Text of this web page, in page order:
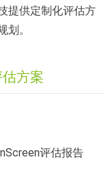
提供定制化评估方
。
方案
评估报告